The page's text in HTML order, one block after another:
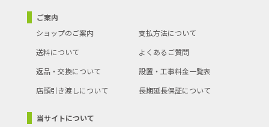
ご案内
ショップのご案内
支払方法について
送料について
よくあるご質問
返品・交換について
設置・工事料金一覧表
店頭引き渡しについて
長期延長保証について
当サイトについて